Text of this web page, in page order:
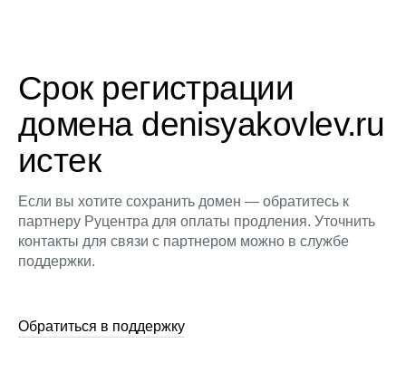
Срок регистрации
домена denisyakovlev.ru
истек
Если вы хотите сохранить домен — обратитесь к
партнеру Руцентра для оплаты продления. Уточнить
контакты для связи с партнером можно в службе
поддержки.
Обратиться в поддержку